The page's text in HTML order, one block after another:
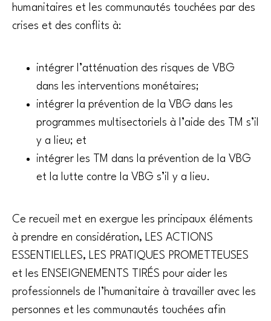
humanitaires et les communautés touchées par des
crises et des conflits à:
intégrer l’atténuation des risques de VBG
dans les interventions monétaires;
intégrer la prévention de la VBG dans les
programmes multisectoriels à l’aide des TM s’il
y a lieu; et
intégrer les TM dans la prévention de la VBG
et la lutte contre la VBG s’il y a lieu.
Ce recueil met en exergue les principaux éléments
à prendre en considération, LES ACTIONS
ESSENTIELLES, LES PRATIQUES PROMETTEUSES
et les ENSEIGNEMENTS TIRÉS pour aider les
professionnels de l’humanitaire à travailler avec les
personnes et les communautés touchées afin